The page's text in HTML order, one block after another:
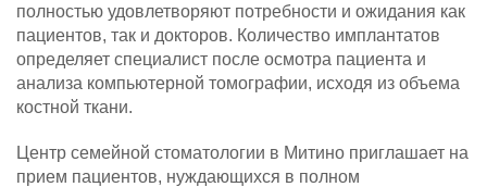
полностью удовлетворяют потребности и ожидания как
пациентов, так и докторов. Количество имплантатов
определяет специалист после осмотра пациента и
анализа компьютерной томографии, исходя из объема
костной ткани.
Центр семейной стоматологии в Митино приглашает на
прием пациентов, нуждающихся в полном